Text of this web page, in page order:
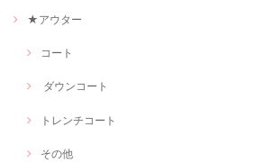
★アウター
コート
ダウンコート
トレンチコート
その他